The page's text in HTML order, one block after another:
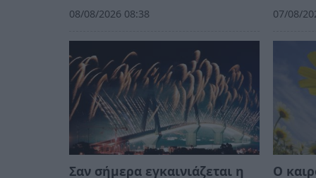
08/08/2026 08:38 07/08/
Σαν σήμερα εγκαινιάζεται η
Ο